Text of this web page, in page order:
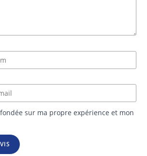
sur ma propre expérience et mon